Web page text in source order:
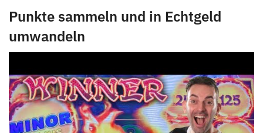
Punkte sammeln und in Echtgeld
umwandeln